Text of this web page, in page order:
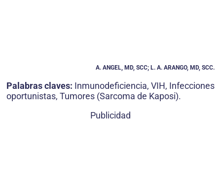
A. ANGEL, MD, SCC; L. A. ARANGO, MD, SCC.
Palabras claves: Inmunodeficiencia, VIH, Infecciones
oportunistas, Tumores (Sarcoma de Kaposi).
Publicidad